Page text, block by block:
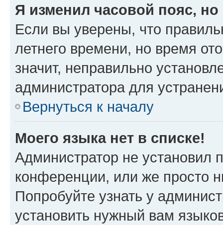
Я изменил часовой пояс,
Если вы уверены, что
летнего времени, но время
значит, неправильно
администратора для
Вернуться к началу
Моего языка нет в списке!
Администратор не установил
конференции, или же просто
Попробуйте узнать у
установить нужный вам